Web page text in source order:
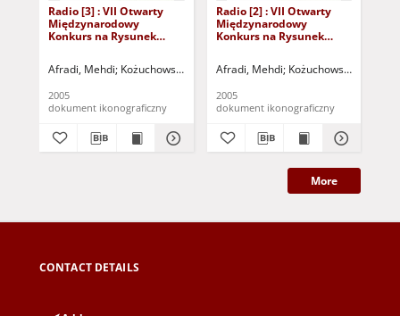
Radio [3] : VII Otwarty
Międzynarodowy
Konkurs na Rysunek
Afradi, Mehdi Kożuchowski Ośrodek Kultury i Sportu "Zamek"
2005
dokument ikonograficzny
Radio [2] : VII Otwarty
Międzynarodowy
Konkurs na Rysunek
Afradi, Mehdi Kożuchowski
2005
dokument ikonograficzny
More
CONTACT DETAILS